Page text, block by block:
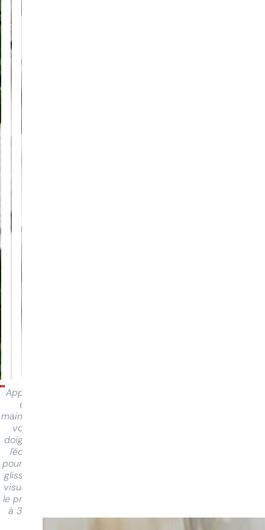
Appuyez
et
maintenez
votre
doigt sur
l'écran
pour faire
glisser et
visualiser
le produit
à 360°